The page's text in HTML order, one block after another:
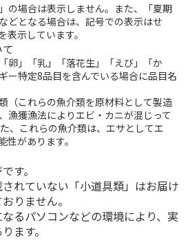
の場合は表示しません。また、「夏期
どとなる場合は、記号での表示はせ
示しています。
卵」「乳」「落花生」「えび」「か
ー特定8品目を含んでいる場合に品目名
（これらの魚介類を原材料として製造
漁獲漁法によりエビ・カニが混じって
、これらの魚介類は、エサとしてエ
性があります。
す。
れていない「小道具類」はお届け
りません。
るパソコンなどの環境により、実
ます。